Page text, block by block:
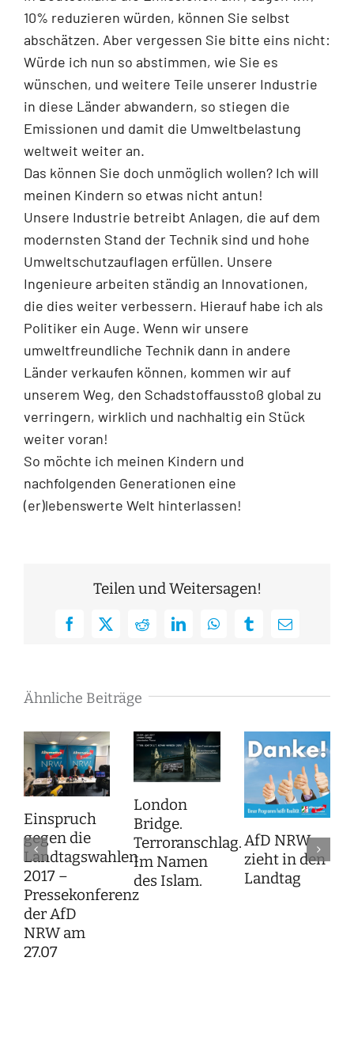
10% reduzieren würden, können Sie selbst
abschätzen. Aber vergessen Sie bitte eins nicht:
Würde ich nun so abstimmen, wie Sie es
wünschen, und weitere Teile unserer Industrie
in diese Länder abwandern, so stiegen die
Emissionen und damit die Umweltbelastung
weltweit weiter an.
Das können Sie doch unmöglich wollen? Ich will
meinen Kindern so etwas nicht antun!
Unsere Industrie betreibt Anlagen, die auf dem
modernsten Stand der Technik sind und hohe
Umweltschutzauflagen erfüllen. Unsere
Ingenieure arbeiten ständig an Innovationen,
die dies weiter verbessern. Hierauf habe ich als
Politiker ein Auge. Wenn wir unsere
umweltfreundliche Technik dann in andere
Länder verkaufen können, kommen wir auf
unserem Weg, den Schadstoffausstoß global zu
verringern, wirklich und nachhaltig ein Stück
weiter voran!
So möchte ich meinen Kindern und
nachfolgenden Generationen eine
(er)lebenswerte Welt hinterlassen!
Teilen und Weitersagen!
Facebook
X RedditLinkedInWhatsAppTumblrE-
Ähnliche Beiträge
Einspruch
gegen die
Landtagswahlen
2017 –
Pressekonferenz
der AfD
NRW am
27.07
London
Bridge.
Terroranschlag.
Im Namen
des Islam.
AfD NRW
zieht in den
Landtag